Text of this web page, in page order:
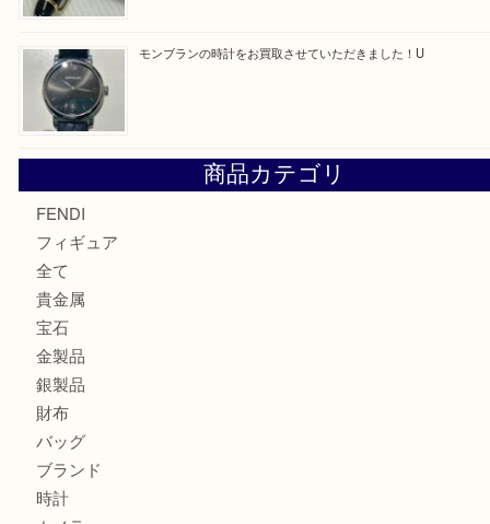
ルイ・ヴィトンの エリプスをお買取りさせていただきま
エルメス トートバッグ フールトゥのご紹介です！U